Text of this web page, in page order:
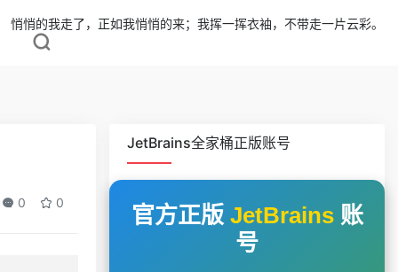
悄悄的我走了，正如我悄悄的来；我挥一挥衣袖，不带走一片云彩。
0 0
JetBrains全家桶正版账号
官方正版 JetBrains账
号